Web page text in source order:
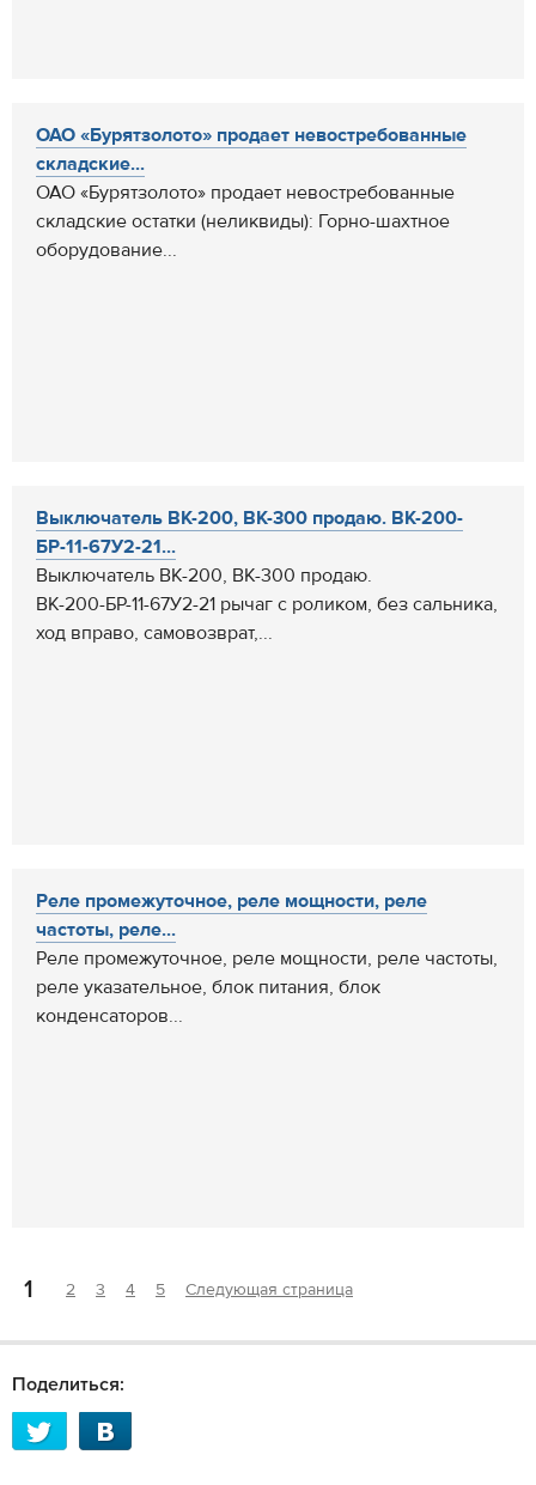
ОАО «Бурятзолото» продает невостребованные
складские...
ОАО «Бурятзолото» продает невостребованные
складские остатки (неликвиды): Горно-шахтное
оборудование...
Выключатель ВК-200, ВК-300 продаю. ВК-200-
БР-11-67У2-21...
Выключатель ВК-200, ВК-300 продаю.
ВК-200-БР-11-67У2-21 рычаг с роликом, без сальника,
ход вправо, cамовозврат,...
Реле промежуточное, реле мощности, реле
частоты, реле...
Реле промежуточное, реле мощности, реле частоты,
реле указательное, блок питания, блок
конденсаторов...
1 2 3 4 5 Следующая страница
Поделиться: